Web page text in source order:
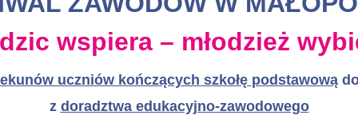
wspiera – młodzież
uczniów kończących szkołę podstawowądo
z doradztwa edukacyjno-zawodowego